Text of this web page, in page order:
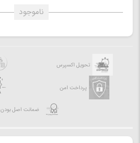
ناموجود
تحویل اکسپرس
پرداخت امن
ضمانت اصل بودن